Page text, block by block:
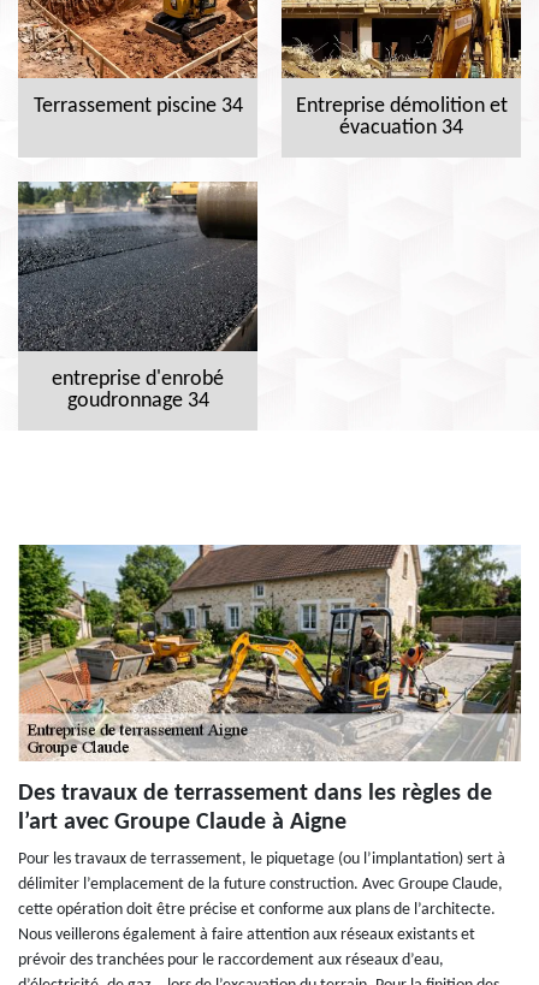
Terrassement piscine 34
Entreprise démolition et
évacuation 34
entreprise d'enrobé
goudronnage 34
Des travaux de terrassement dans les règles de
l’art avec Groupe Claude à Aigne
Pour les travaux de terrassement, le piquetage (ou l’implantation) sert à
délimiter l’emplacement de la future construction. Avec Groupe Claude,
cette opération doit être précise et conforme aux plans de l’architecte.
Nous veillerons également à faire attention aux réseaux existants et
prévoir des tranchées pour le raccordement aux réseaux d’eau,